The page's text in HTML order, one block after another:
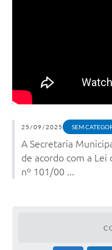
25/09/2025 SEM
A Secretaria
de acordo com a Lei
nº 101/00 ...